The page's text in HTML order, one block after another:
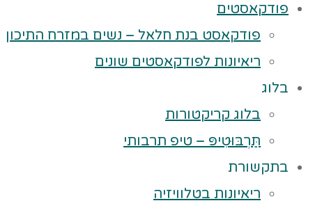
פודקאסטים
פודקאסט בנת חלאל – נשים במזרח התיכון
ריאיונות לפודקאסטים שונים
בלוג
בלוג קריקטורות
תַּרְבּוּטִיפּ – טיפ תרבותי
בתקשורת
ריאיונות בטלוויזיה